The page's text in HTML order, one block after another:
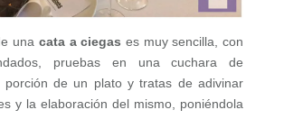
una cata a ciegas es muy sencilla, con
pruebas en una cuchara de
porción de un plato y tratas de adivinar
y la elaboración del mismo, poniéndola